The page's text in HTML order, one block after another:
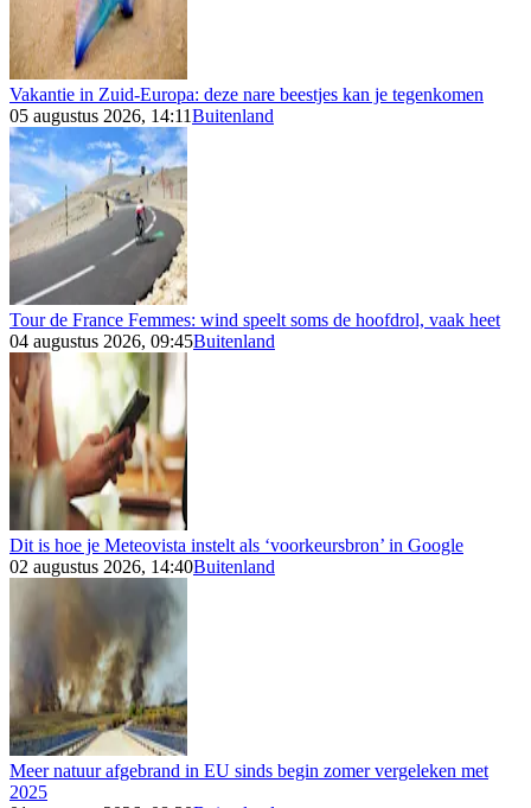
Vakantie in Zuid-Europa: deze nare beestjes kan je tegenkomen
05 augustus 2026, 14:11Buitenland
Tour de France Femmes: wind speelt soms de hoofdrol, vaak heet
04 augustus 2026, 09:45Buitenland
Dit is hoe je Meteovista instelt als ‘voorkeursbron’ in Google
02 augustus 2026, 14:40Buitenland
Meer natuur afgebrand in EU sinds begin zomer vergeleken met
2025